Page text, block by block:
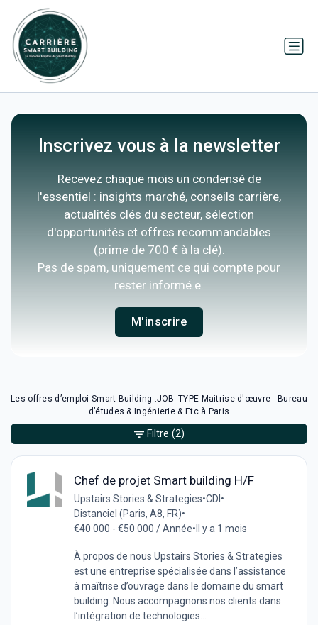
Inscrivez vous à la newsletter
Recevez chaque mois un condensé de
l'essentiel : insights marché, conseils carrière,
actualités clés du secteur, sélection
d'opportunités et offres recommandables
(prime de 700 € à la clé).
Pas de spam, uniquement ce qui compte pour
rester informé.e.
M'inscrire
Les offres d’emploi Smart Building :JOB_TYPE Maitrise d'œuvre - Bureau
d’études & Ingénierie & Etc à Paris
Chef de projet Smart building H/F
Upstairs Stories & Strategies•CDI •
Distanciel (Paris, A8, FR)•
€40 000 - €50 000 / Année• Il y a 1 mois
À propos de nous Upstairs Stories & Strategies
est une entreprise spécialisée dans l’assistance
à maîtrise d’ouvrage dans le domaine du smart
building. Nous accompagnons nos clients dans
l’intégration de technologies...
Filtre (2)